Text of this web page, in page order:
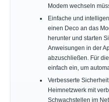
Modem wechseln
Einfache und
einen Deco an das
herunter und starten
Anweisungen in der
abzuschließen. Für
einfach ein, um
Verbesserte
Heimnetzwerk mit
Schwachstellen im